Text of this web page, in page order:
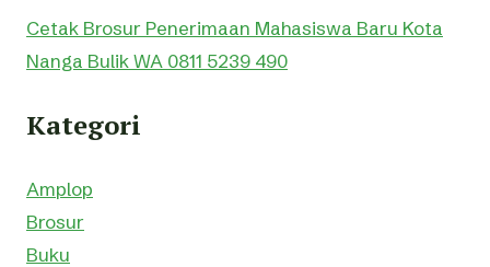
Cetak Brosur Penerimaan Mahasiswa Baru Kota
Nanga Bulik WA 0811 5239 490
Kategori
Amplop
Brosur
Buku